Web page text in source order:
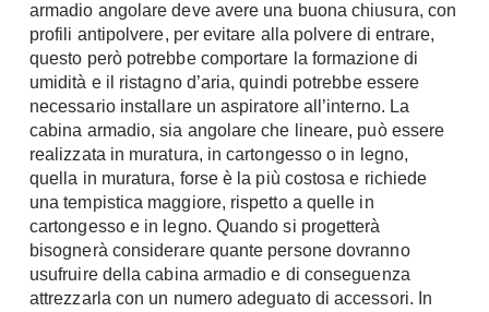
armadio angolare deve avere una buona chiusura, con
profili antipolvere, per evitare alla polvere di entrare,
questo però potrebbe comportare la formazione di
umidità e il ristagno d’aria, quindi potrebbe essere
necessario installare un aspiratore all’interno. La
cabina armadio, sia angolare che lineare, può essere
realizzata in muratura, in cartongesso o in legno,
quella in muratura, forse è la più costosa e richiede
una tempistica maggiore, rispetto a quelle in
cartongesso e in legno. Quando si progetterà
bisognerà considerare quante persone dovranno
usufruire della cabina armadio e di conseguenza
attrezzarla con un numero adeguato di accessori. In